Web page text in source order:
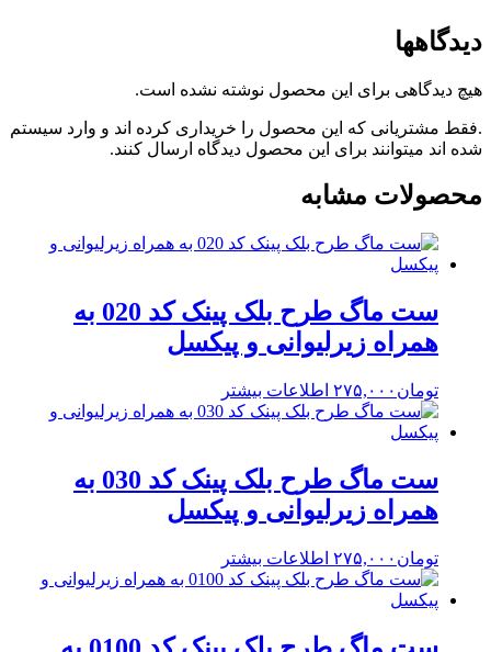
دیدگاهها
هیچ دیدگاهی برای این محصول نوشته نشده است.
.فقط مشتریانی که این محصول را خریداری کرده اند و وارد سیستم
شده اند میتوانند برای این محصول دیدگاه ارسال کنند.
محصولات مشابه
ست ماگ طرح بلک پینک کد 020 به
همراه زیرلیوانی و پیکسل
تومان ۲۷۵,۰۰۰ اطلاعات بیشتر
ست ماگ طرح بلک پینک کد 030 به
همراه زیرلیوانی و پیکسل
تومان ۲۷۵,۰۰۰ اطلاعات بیشتر